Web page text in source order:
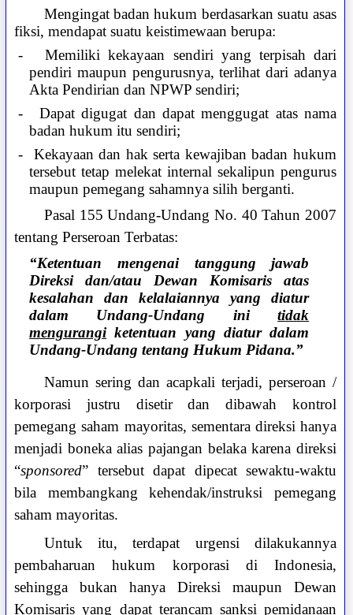
Mengingat badan hukum berdasarkan suatu asas
fiksi, mendapat suatu keistimewaan berupa:
-
Memiliki kekayaan sendiri yang terpisah dari
pendiri maupun pengurusnya, terlihat dari adanya
Akta Pendirian dan NPWP sendiri;
-
Dapat digugat dan dapat menggugat atas nama
badan hukum itu sendiri;
-
Kekayaan dan hak serta kewajiban badan hukum
tersebut tetap melekat internal sekalipun pengurus
maupun pemegang sahamnya silih berganti.
Pasal 155 Undang-Undang No. 40 Tahun 2007
tentang Perseroan Terbatas:
“Ketentuan mengenai tanggung jawab
Direksi dan/atau Dewan Komisaris atas
kesalahan dan kelalaiannya yang diatur
dalam Undang-Undang initidak
mengurangiketentuan yang diatur dalam
Undang-Undang tentang Hukum Pidana.”
Namun sering dan acapkali terjadi, perseroan /
korporasi justru disetir dan dibawah kontrol
pemegang saham mayoritas, sementara direksi hanya
menjadi boneka alias pajangan belaka karena direksi
“sponsored” tersebut dapat dipecat sewaktu-waktu
bila membangkang kehendak/instruksi pemegang
saham mayoritas.
Untuk itu, terdapat urgensi dilakukannya
pembaharuan hukum korporasi di Indonesia,
sehingga bukan hanya Direksi maupun Dewan
Komisaris yang dapat terancam sanksi pemidanaan